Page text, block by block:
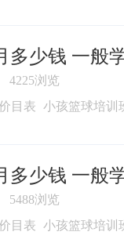
多少钱 一般
4225浏览
目表 小孩篮球培训
多少钱 一般
5488浏览
目表 小孩篮球培训